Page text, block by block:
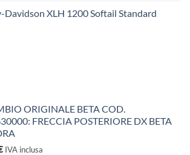
Davidson XLH 1200 Softail Standard
ORIGINALE BETA COD.
FRECCIA POSTERIORE DX BETA
IVA inclusa